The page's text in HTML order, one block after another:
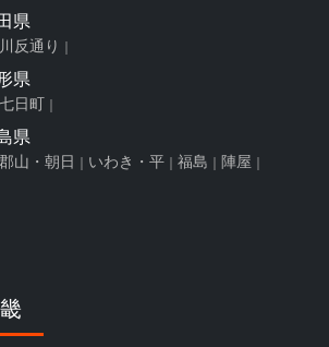
県
川反通り
県
七日町
県
郡山・朝日 いわき・平 福島 陣屋